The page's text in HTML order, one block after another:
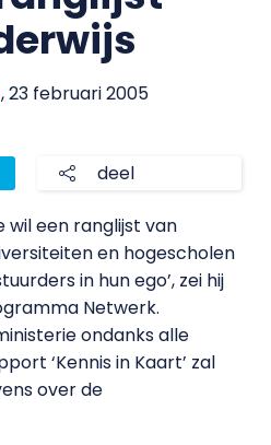
, 23 februari 2005
deel
een ranglijst van
en hogescholen
in hun ego’, zei hij
Netwerk.
ondanks alle
‘Kennis in Kaart’ zal
over de